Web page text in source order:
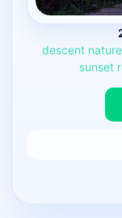
descent nature
sunset